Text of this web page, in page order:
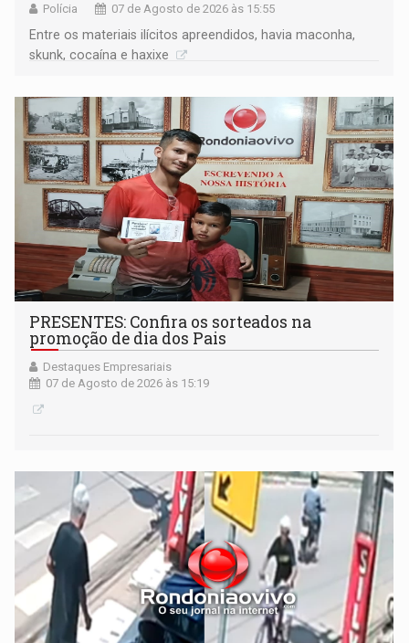
Polícia 07 de Agosto de 2026 às 15:55
Entre os materiais ilícitos apreendidos, havia maconha,
skunk, cocaína e haxixe
PRESENTES: Confira os sorteados na
promoção de dia dos Pais
Destaques Empresariais
07 de Agosto de 2026 às 15:19